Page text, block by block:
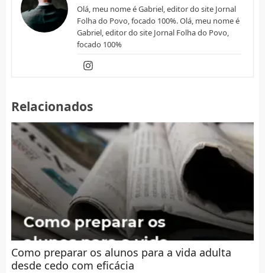
Olá, meu nome é Gabriel, editor do site Jornal
Folha do Povo, focado 100%. Olá, meu nome é
Gabriel, editor do site Jornal Folha do Povo,
focado 100%
Relacionados
Como preparar os alunos para a vida adulta
desde cedo com eficácia